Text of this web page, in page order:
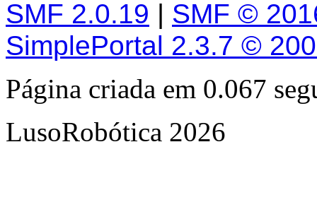
SMF 2.0.19 | SMF ©
SimplePortal 2.3.7 ©
Página criada em 0.067
LusoRobótica 2026